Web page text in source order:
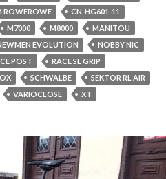
ROWEROWE
CN-HG601-11
M7000 M8000
MANITOU
EVOLUTION
NOBBY NIC
POST
RACE SL GRIP
SCHWALBE
SEKTOR RL AIR
VARIOCLOSE XT